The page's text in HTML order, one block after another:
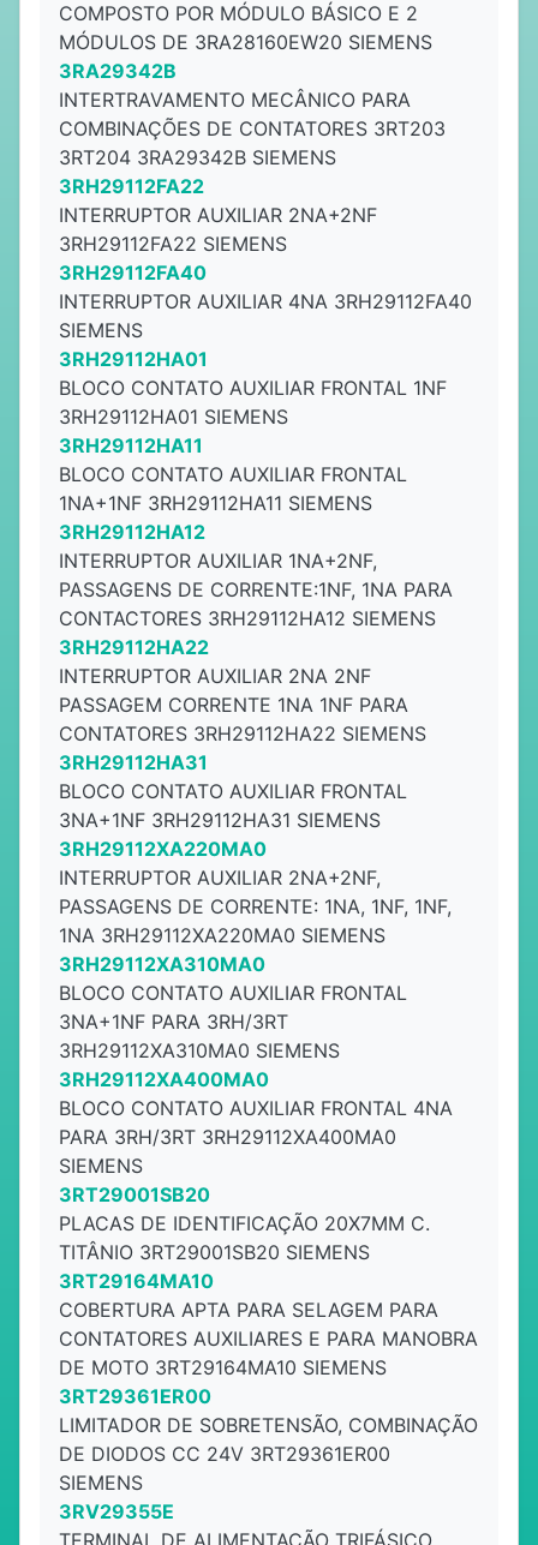
COMPOSTO POR MÓDULO BÁSICO E 2
MÓDULOS DE 3RA28160EW20 SIEMENS
3RA29342B
INTERTRAVAMENTO MECÂNICO PARA
COMBINAÇÕES DE CONTATORES 3RT203
3RT204 3RA29342B SIEMENS
3RH29112FA22
INTERRUPTOR AUXILIAR 2NA+2NF
3RH29112FA22 SIEMENS
3RH29112FA40
INTERRUPTOR AUXILIAR 4NA 3RH29112FA40
SIEMENS
3RH29112HA01
BLOCO CONTATO AUXILIAR FRONTAL 1NF
3RH29112HA01 SIEMENS
3RH29112HA11
BLOCO CONTATO AUXILIAR FRONTAL
1NA+1NF 3RH29112HA11 SIEMENS
3RH29112HA12
INTERRUPTOR AUXILIAR 1NA+2NF,
PASSAGENS DE CORRENTE:1NF, 1NA PARA
CONTACTORES 3RH29112HA12 SIEMENS
3RH29112HA22
INTERRUPTOR AUXILIAR 2NA 2NF
PASSAGEM CORRENTE 1NA 1NF PARA
CONTATORES 3RH29112HA22 SIEMENS
3RH29112HA31
BLOCO CONTATO AUXILIAR FRONTAL
3NA+1NF 3RH29112HA31 SIEMENS
3RH29112XA220MA0
INTERRUPTOR AUXILIAR 2NA+2NF,
PASSAGENS DE CORRENTE: 1NA, 1NF, 1NF,
1NA 3RH29112XA220MA0 SIEMENS
3RH29112XA310MA0
BLOCO CONTATO AUXILIAR FRONTAL
3NA+1NF PARA 3RH/3RT
3RH29112XA310MA0 SIEMENS
3RH29112XA400MA0
BLOCO CONTATO AUXILIAR FRONTAL 4NA
PARA 3RH/3RT 3RH29112XA400MA0
SIEMENS
3RT29001SB20
PLACAS DE IDENTIFICAÇÃO 20X7MM C.
TITÂNIO 3RT29001SB20 SIEMENS
3RT29164MA10
COBERTURA APTA PARA SELAGEM PARA
CONTATORES AUXILIARES E PARA MANOBRA
DE MOTO 3RT29164MA10 SIEMENS
3RT29361ER00
LIMITADOR DE SOBRETENSÃO, COMBINAÇÃO
DE DIODOS CC 24V 3RT29361ER00
SIEMENS
3RV29355E
TERMINAL DE ALIMENTAÇÃO TRIFÁSICO